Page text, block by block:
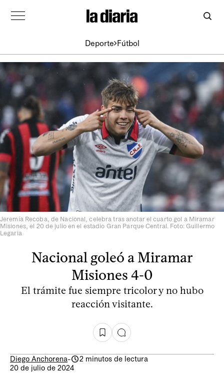
Deporte Fútbol
Jeremía Recoba, de Nacional, celebra tras anotar el cuarto gol a Miramar
Misiones, el 20 de julio en el estadio Gran Parque Central. Foto: Guillermo
Legaria
Nacional goleó a Miramar
Misiones 4-0
El trámite fue siempre tricolor y no hubo
reacción visitante.
Diego Anchorena-
2 minutos de lectura
20 de julio de 2024